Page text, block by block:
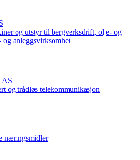
og utstyr til bergverksdrift, olje- og
og anleggsvirksomhet
AS
og trådløs telekommunikasjon
næringsmidler